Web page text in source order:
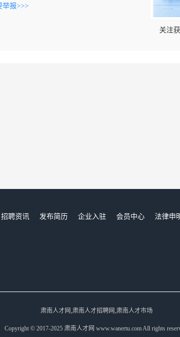
举报>>>
关注
招聘资讯 发布简历 企业入驻 会员中心
法律申
肃南人才网,肃南人才招聘网,肃南人才市场
Copyright © 2017-2025 肃南人才网 www.wanertu.com All rights